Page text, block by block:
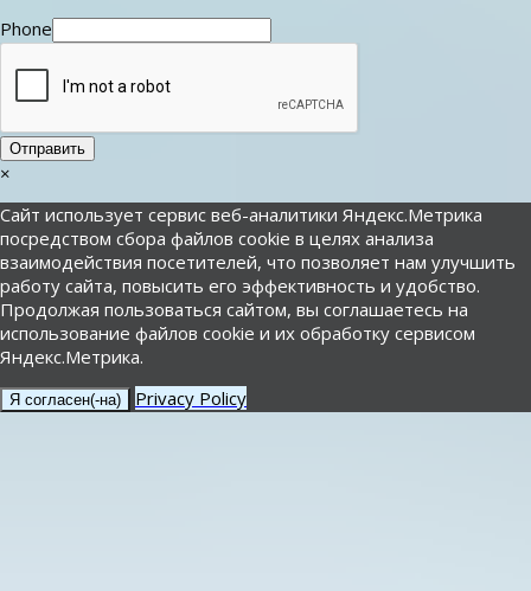
Phone
Отправить
×
Сайт использует сервис веб-аналитики Яндекс.Метрика
посредством сбора файлов cookie в целях анализа
взаимодействия посетителей, что позволяет нам улучшить
работу сайта, повысить его эффективность и удобство.
Продолжая пользоваться сайтом, вы соглашаетесь на
использование файлов cookie и их обработку сервисом
Яндекс.Метрика.
Я согласен(-на) Privacy Policy